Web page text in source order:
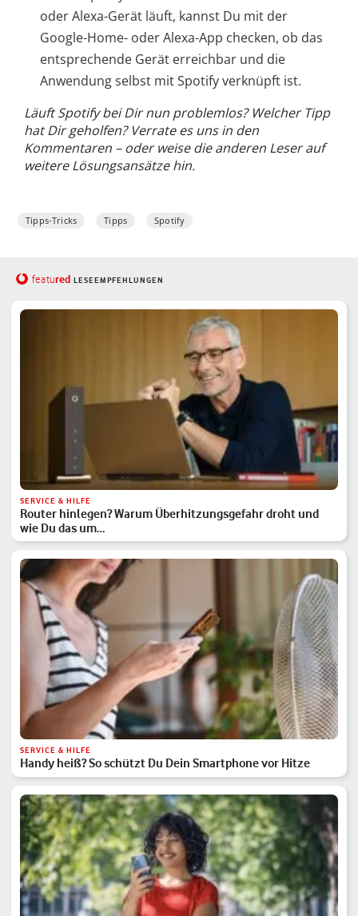
oder Alexa-Gerät läuft, kannst Du mit der
Google-Home- oder Alexa-App checken, ob das
entsprechende Gerät erreichbar und die
Anwendung selbst mit Spotify verknüpft ist.
Läuft Spotify bei Dir nun problemlos? Welcher Tipp
hat Dir geholfen? Verrate es uns in den
Kommentaren – oder weise die anderen Leser auf
weitere Lösungsansätze hin.
Tipps-Tricks Tipps Spotify
featured LESEEMPFEHLUNGEN
SERVICE & HILFE
Router hinlegen? Warum Überhitzungsgefahr droht und
wie Du das um…
SERVICE & HILFE
Handy heiß? So schützt Du Dein Smartphone vor Hitze